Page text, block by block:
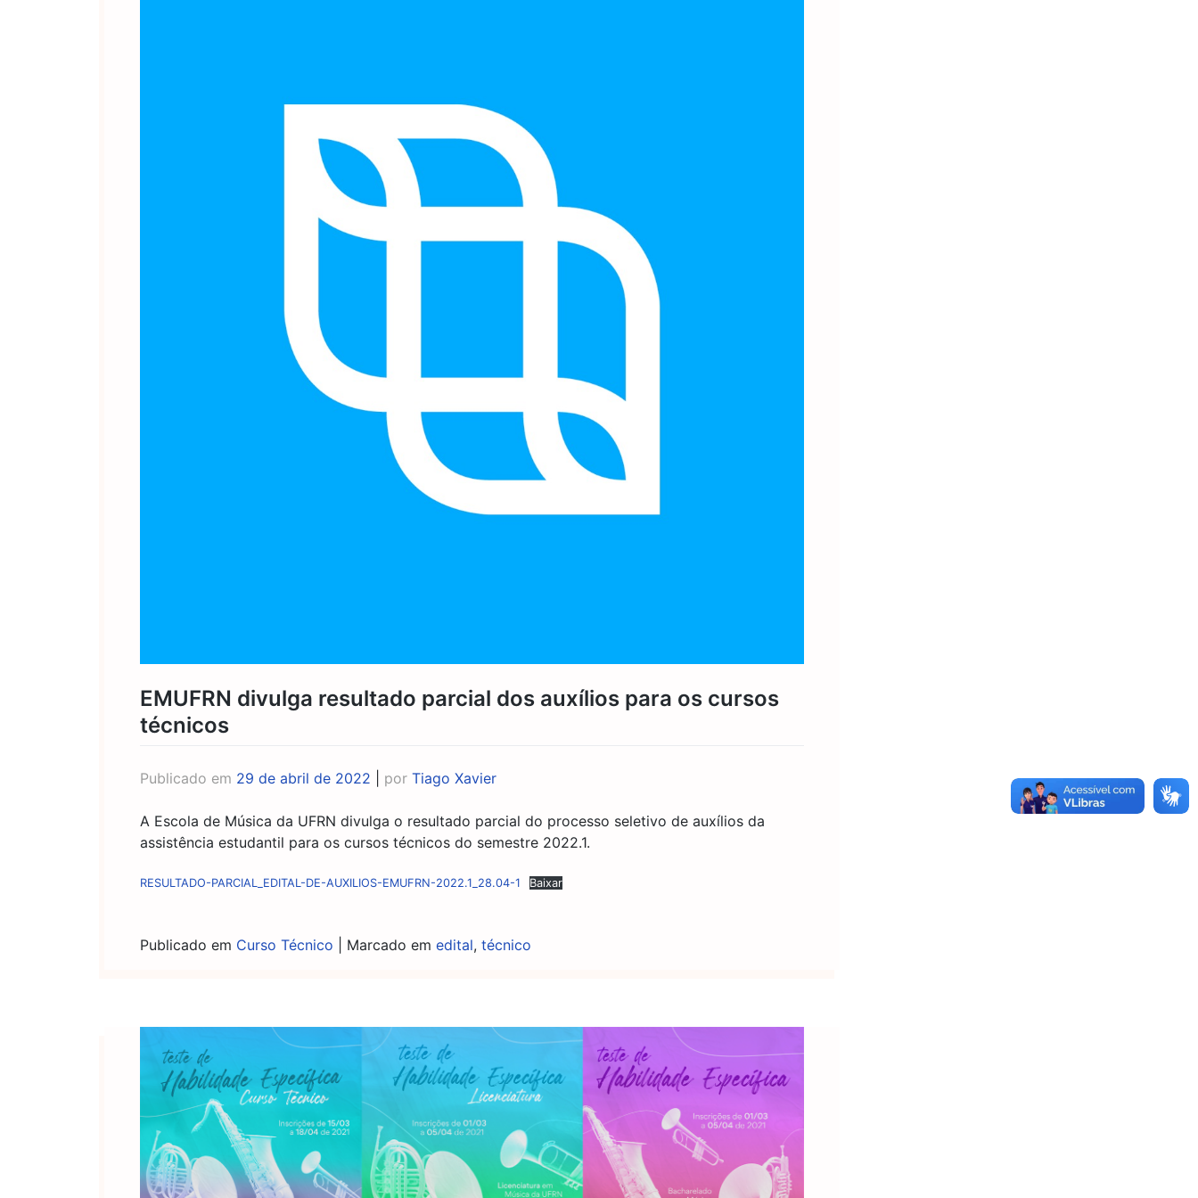
EMUFRN divulga resultado parcial dos auxílios para os cursos
técnicos
Publicado em 29 de abril de 2022 por Tiago Xavier
A Escola de Música da UFRN divulga o resultado parcial do processo seletivo de auxílios da
assistência estudantil para os cursos técnicos do semestre 2022.1.
RESULTADO-PARCIAL_EDITAL-DE-AUXILIOS-EMUFRN-2022.1_28.04-1 Baixar
Publicado em Curso Técnico Marcado em edital, técnico